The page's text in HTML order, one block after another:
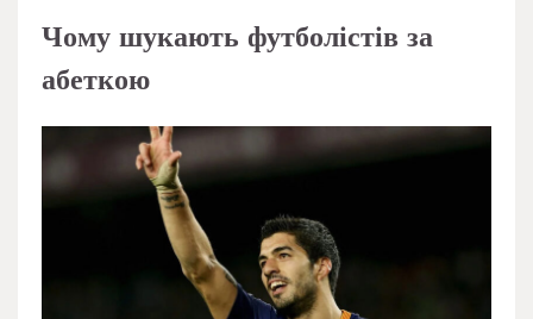
Чому шукають футболістів за
абеткою